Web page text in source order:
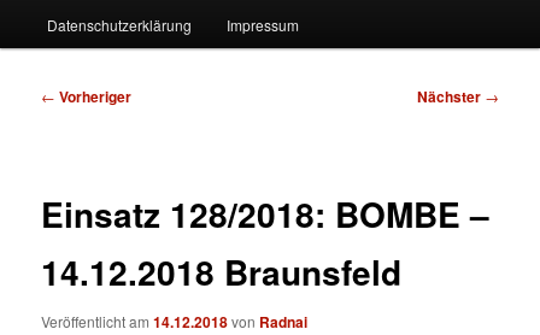
Datenschutzerklärung Impressum
Beitragsnavigation
← Vorheriger Nächster →
Einsatz 128/2018: BOMBE –
14.12.2018 Braunsfeld
Veröffentlicht am14.12.2018von Radnai